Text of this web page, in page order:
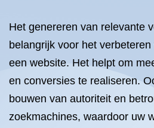
Het genereren van relevante
belangrijk voor het
een website. Het helpt om
en conversies te realiseren.
bouwen van autoriteit en
zoekmachines, waardoor uw